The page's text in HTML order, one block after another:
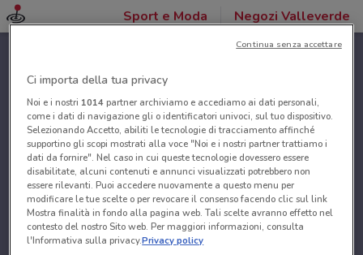
Sport e Moda Negozi Valleverde
Ci importa della tua privacy
Noi e i nostri 1014partner archiviamo e accediamo ai dati personali,
come i dati di navigazione gli o identificatori univoci, sul tuo dispositivo.
Selezionando Accetto, abiliti le tecnologie di tracciamento affinché
supportino gli scopi mostrati alla voce "Noi e i nostri partner trattiamo i
dati da fornire". Nel caso in cui queste tecnologie dovessero essere
disabilitate, alcuni contenuti e annunci visualizzati potrebbero non
essere rilevanti. Puoi accedere nuovamente a questo menu per
modificare le tue scelte o per revocare il consenso facendo clic sul link
Mostra finalità in fondo alla pagina web. Tali scelte avranno effetto nel
contesto del nostro Sito web. Per maggiori informazioni, consulta
l'Informativa sulla privacy.Privacy policy
Continua senza accettare